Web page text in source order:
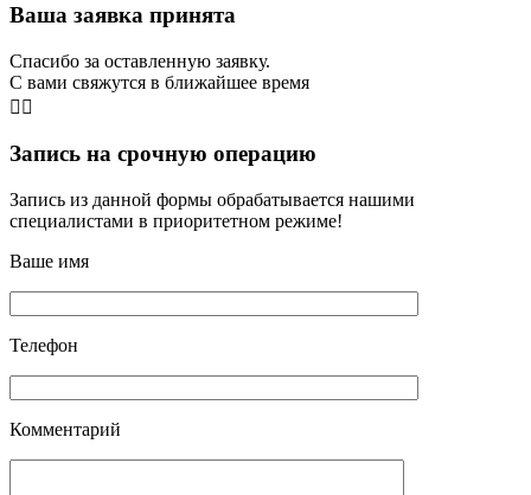
Ваша заявка принята
Спасибо за оставленную заявку.
С вами свяжутся в ближайшее время
👨‍⚕️
Запись на срочную операцию
Запись из данной формы обрабатывается нашими
специалистами в приоритетном режиме!
Ваше имя
Телефон
Комментарий